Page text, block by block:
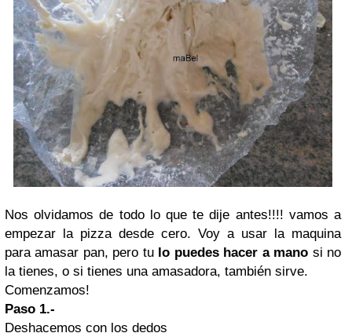
Nos olvidamos de todo lo que te dije antes!!!! vamos a
empezar la pizza desde cero. Voy a usar la maquina
para amasar pan, pero tu lo puedes hacer a mano si no
la tienes, o si tienes una amasadora, también sirve.
Comenzamos!
Paso 1.-
Deshacemos con los dedos